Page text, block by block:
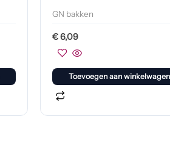
GN bakken
€6,09
Toevoegen aan winkelwagen